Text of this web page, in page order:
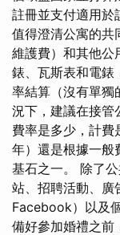
註冊並支付適用於
值得澄清公寓的共
維護費）和其他公
錶、瓦斯表和電錶
率結算（沒有單獨
況下，建議在接管
費率是多少，計
年）還是根據一般
基石之一。 除了
站、招聘活動、廣
Facebook）以及
備好參加婚禮之前